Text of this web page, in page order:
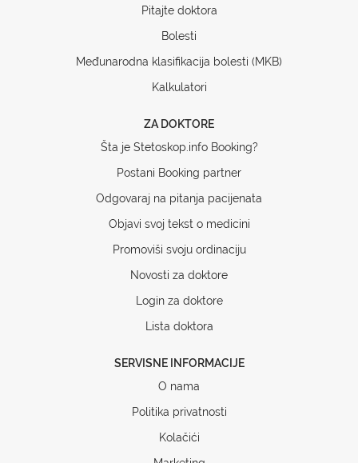
Pitajte doktora
Bolesti
Međunarodna klasifikacija bolesti (MKB)
Kalkulatori
ZA DOKTORE
Šta je Stetoskop.info Booking?
Postani Booking partner
Odgovaraj na pitanja pacijenata
Objavi svoj tekst o medicini
Promoviši svoju ordinaciju
Novosti za doktore
Login za doktore
Lista doktora
SERVISNE INFORMACIJE
O nama
Politika privatnosti
Kolačići